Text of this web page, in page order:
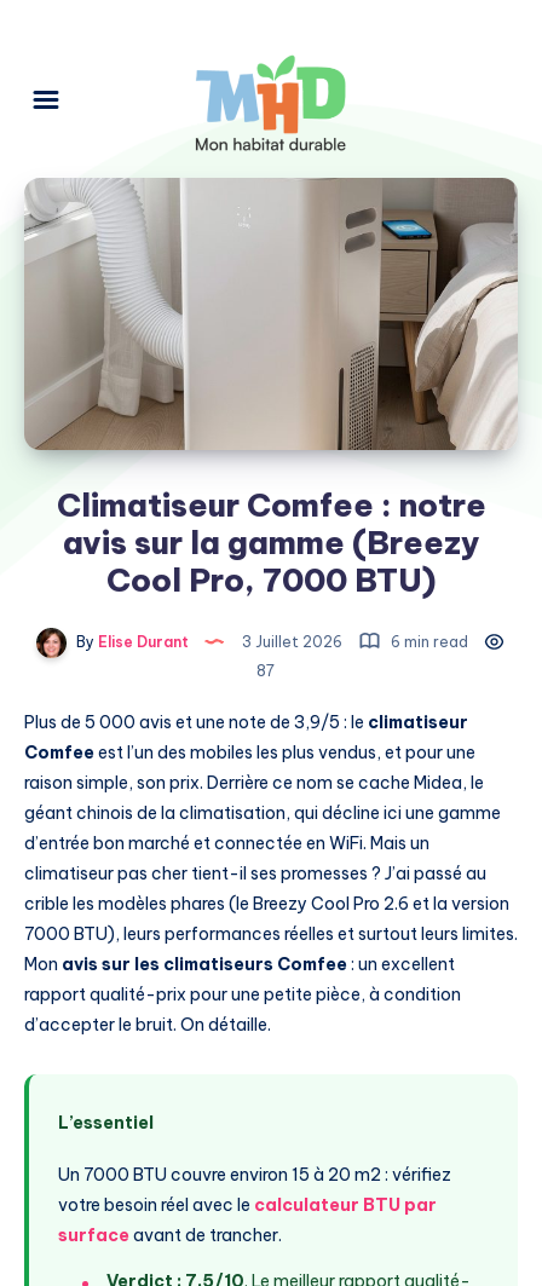
Climatiseur Comfee : notre
avis sur la gamme (Breezy
Cool Pro, 7000 BTU)
By Elise Durant 3 Juillet 2026
6 min read
87
Plus de 5 000 avis et une note de 3,9/5 : le climatiseur
Comfeeest l’un des mobiles les plus vendus, et pour une
raison simple, son prix. Derrière ce nom se cache Midea, le
géant chinois de la climatisation, qui décline ici une gamme
d’entrée bon marché et connectée en WiFi. Mais un
climatiseur pas cher tient-il ses promesses ? J’ai passé au
crible les modèles phares (le Breezy Cool Pro 2.6 et la version
7000 BTU), leurs performances réelles et surtout leurs limites.
Mon avis sur les climatiseurs Comfee: un excellent
rapport qualité-prix pour une petite pièce, à condition
d’accepter le bruit. On détaille.
L’essentiel
Un 7000 BTU couvre environ 15 à 20 m2 : vérifiez
votre besoin réel avec le calculateur BTU par
surface avant de trancher.
Verdict : 7,5/10. Le meilleur rapport qualité-